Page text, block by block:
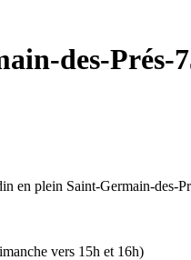
des-Prés-
en plein Saint-Germain-des-
vers 15h et 16h)